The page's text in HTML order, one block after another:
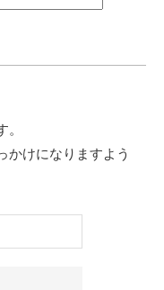
かけになりますよう